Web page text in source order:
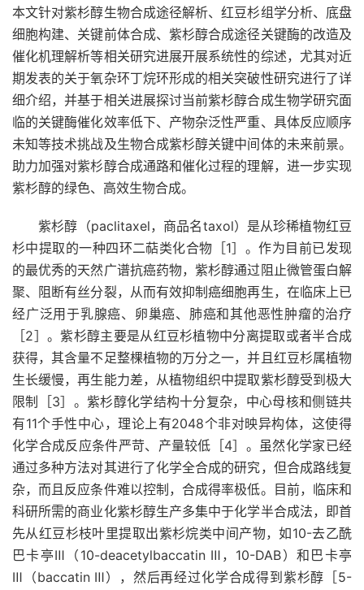
本文针对紫杉醇生物合成途径解析、红豆杉组学分析、底盘
细胞构建、关键前体合成、紫杉醇合成途径关键酶的改造及
催化机理解析等相关研究进展开展系统性的综述，尤其对近
期发表的关于氧杂环丁烷环形成的相关突破性研究进行了详
细介绍，并基于相关进展探讨当前紫杉醇合成生物学研究面
临的关键酶催化效率低下、产物杂泛性严重、具体反应顺序
未知等技术挑战及生物合成紫杉醇关键中间体的未来前景。
助力加强对紫杉醇合成通路和催化过程的理解，进一步实现
紫杉醇的绿色、高效生物合成。
紫杉醇（paclitaxel，商品名taxol）是从珍稀植物红豆
杉中提取的一种四环二萜类化合物［1］。作为目前已发现
的最优秀的天然广谱抗癌药物，紫杉醇通过阻止微管蛋白解
聚、阻断有丝分裂，从而有效抑制癌细胞再生，在临床上已
经广泛用于乳腺癌、卵巢癌、肺癌和其他恶性肿瘤的治疗
［2］。紫杉醇主要是从红豆杉植物中分离提取或者半合成
获得，其含量不足整棵植物的万分之一，并且红豆杉属植物
生长缓慢，再生能力差，从植物组织中提取紫杉醇受到极大
限制［3］。紫杉醇化学结构十分复杂，中心母核和侧链共
有11个手性中心，理论上有2048个非对映异构体，这使得
化学合成反应条件严苛、产量较低［4］。虽然化学家已经
通过多种方法对其进行了化学全合成的研究，但合成路线复
杂，而且反应条件难以控制，合成得率极低。目前，临床和
科研所需的商业化紫杉醇生产多集中于化学半合成法，即首
先从红豆杉枝叶里提取出紫杉烷类中间产物，如10-去乙酰
巴卡亭Ⅲ（10-deacetylbaccatin Ⅲ，10-DAB）和巴卡亭
Ⅲ（baccatin Ⅲ），然后再经过化学合成得到紫杉醇［5-